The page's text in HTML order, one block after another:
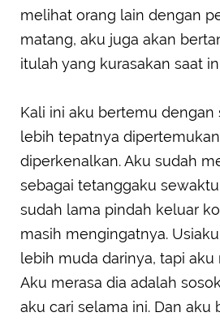
melihat orang lain dengan
matang, aku juga akan
itulah yang kurasakan saat
Kali ini aku bertemu dengan
lebih tepatnya
diperkenalkan. Aku sudah
sebagai tetanggaku
sudah lama pindah keluar
masih mengingatnya.
lebih muda darinya, tapi aku
Aku merasa dia adalah
aku cari selama ini. Dan aku